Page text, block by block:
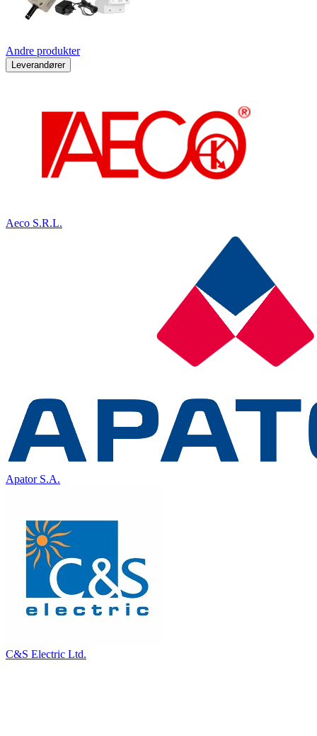
Andre produkter
Leverandører
Aeco S.R.L.
Apator S.A.
C&S Electric Ltd.